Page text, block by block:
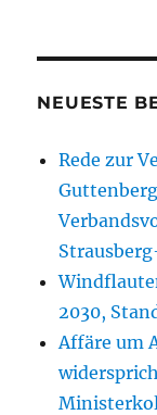
NEUESTE
Rede zur
2030,
Affäre um